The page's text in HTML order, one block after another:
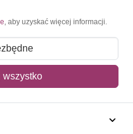
**
koszyka
, aby uzyskać więcej informacji.
wszystko